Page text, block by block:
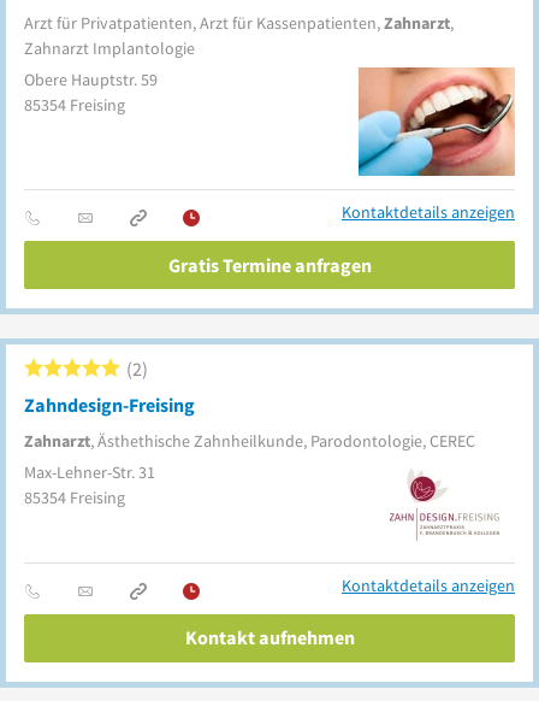
Arzt für Privatpatienten, Arzt für Kassenpatienten,Zahnarzt,
Zahnarzt Implantologie
Obere Hauptstr. 59
85354 Freising
Kontaktdetails anzeigen
Gratis Termine anfragen
Zahndesign-Freising
Zahnarzt, Ästhethische Zahnheilkunde, Parodontologie, CEREC
2
Max-Lehner-Str. 31
85354 Freising
Kontaktdetails anzeigen
Kontakt aufnehmen